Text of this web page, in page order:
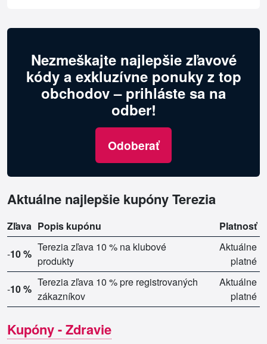
Nezmeškajte najlepšie zľavové
kódy a exkluzívne ponuky z top
obchodov – prihláste sa na
odber!
Odoberať
Aktuálne najlepšie kupóny Terezia
Zľava Popis kupónu Platnosť
-10 %
Terezia zľava 10 % na klubové
produkty
Aktuálne
platné
-10 %
Terezia zľava 10 % pre registrovaných
zákazníkov
Aktuálne
platné
Kupóny - Zdravie